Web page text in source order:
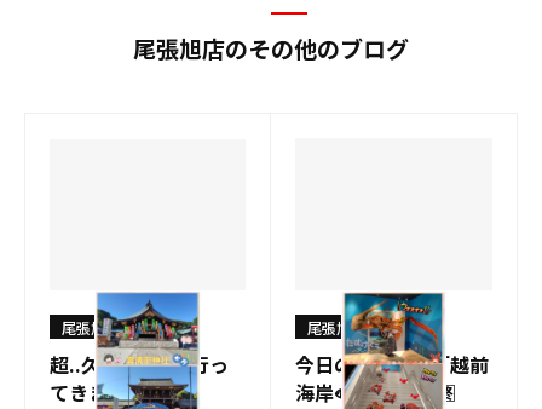
尾張旭店のその他のブログ
超..久しぶりに..行っ
てきました～🎋
尾張旭店
今日のお話は…「越前
海岸🐟」最終回🈡
尾張旭店